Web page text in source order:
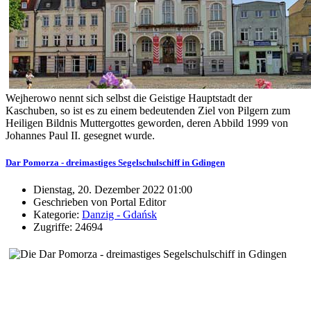
Wejherowo nennt sich selbst die Geistige Hauptstadt der
Kaschuben, so ist es zu einem bedeutenden Ziel von Pilgern zum
Heiligen Bildnis Muttergottes geworden, deren Abbild 1999 von
Johannes Paul II. gesegnet wurde.
Dar Pomorza - dreimastiges Segelschulschiff in Gdingen
Dienstag, 20. Dezember 2022 01:00
Geschrieben von Portal Editor
Kategorie: Danzig - Gdańsk
Zugriffe: 24694